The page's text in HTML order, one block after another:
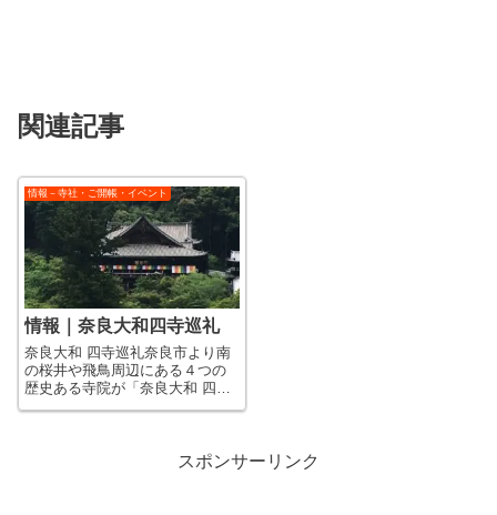
関連記事
情報－寺社・ご開帳・イベント
情報｜奈良大和四寺巡礼
奈良大和 四寺巡礼奈良市より南
の桜井や飛鳥周辺にある４つの
歴史ある寺院が「奈良大和 四
寺」としてイベントや特別公開
で、４寺とも飛鳥～奈良時代にスポンサーリンク